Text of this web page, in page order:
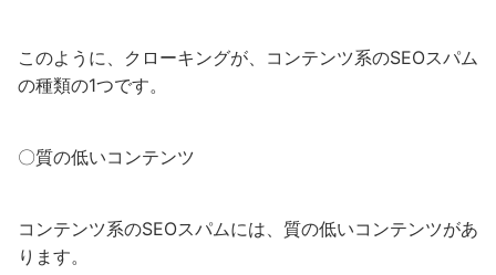
このように、クローキングが、コンテンツ系のSEOスパム
の種類の1つです。
〇質の低いコンテンツ
コンテンツ系のSEOスパムには、質の低いコンテンツがあ
ります。